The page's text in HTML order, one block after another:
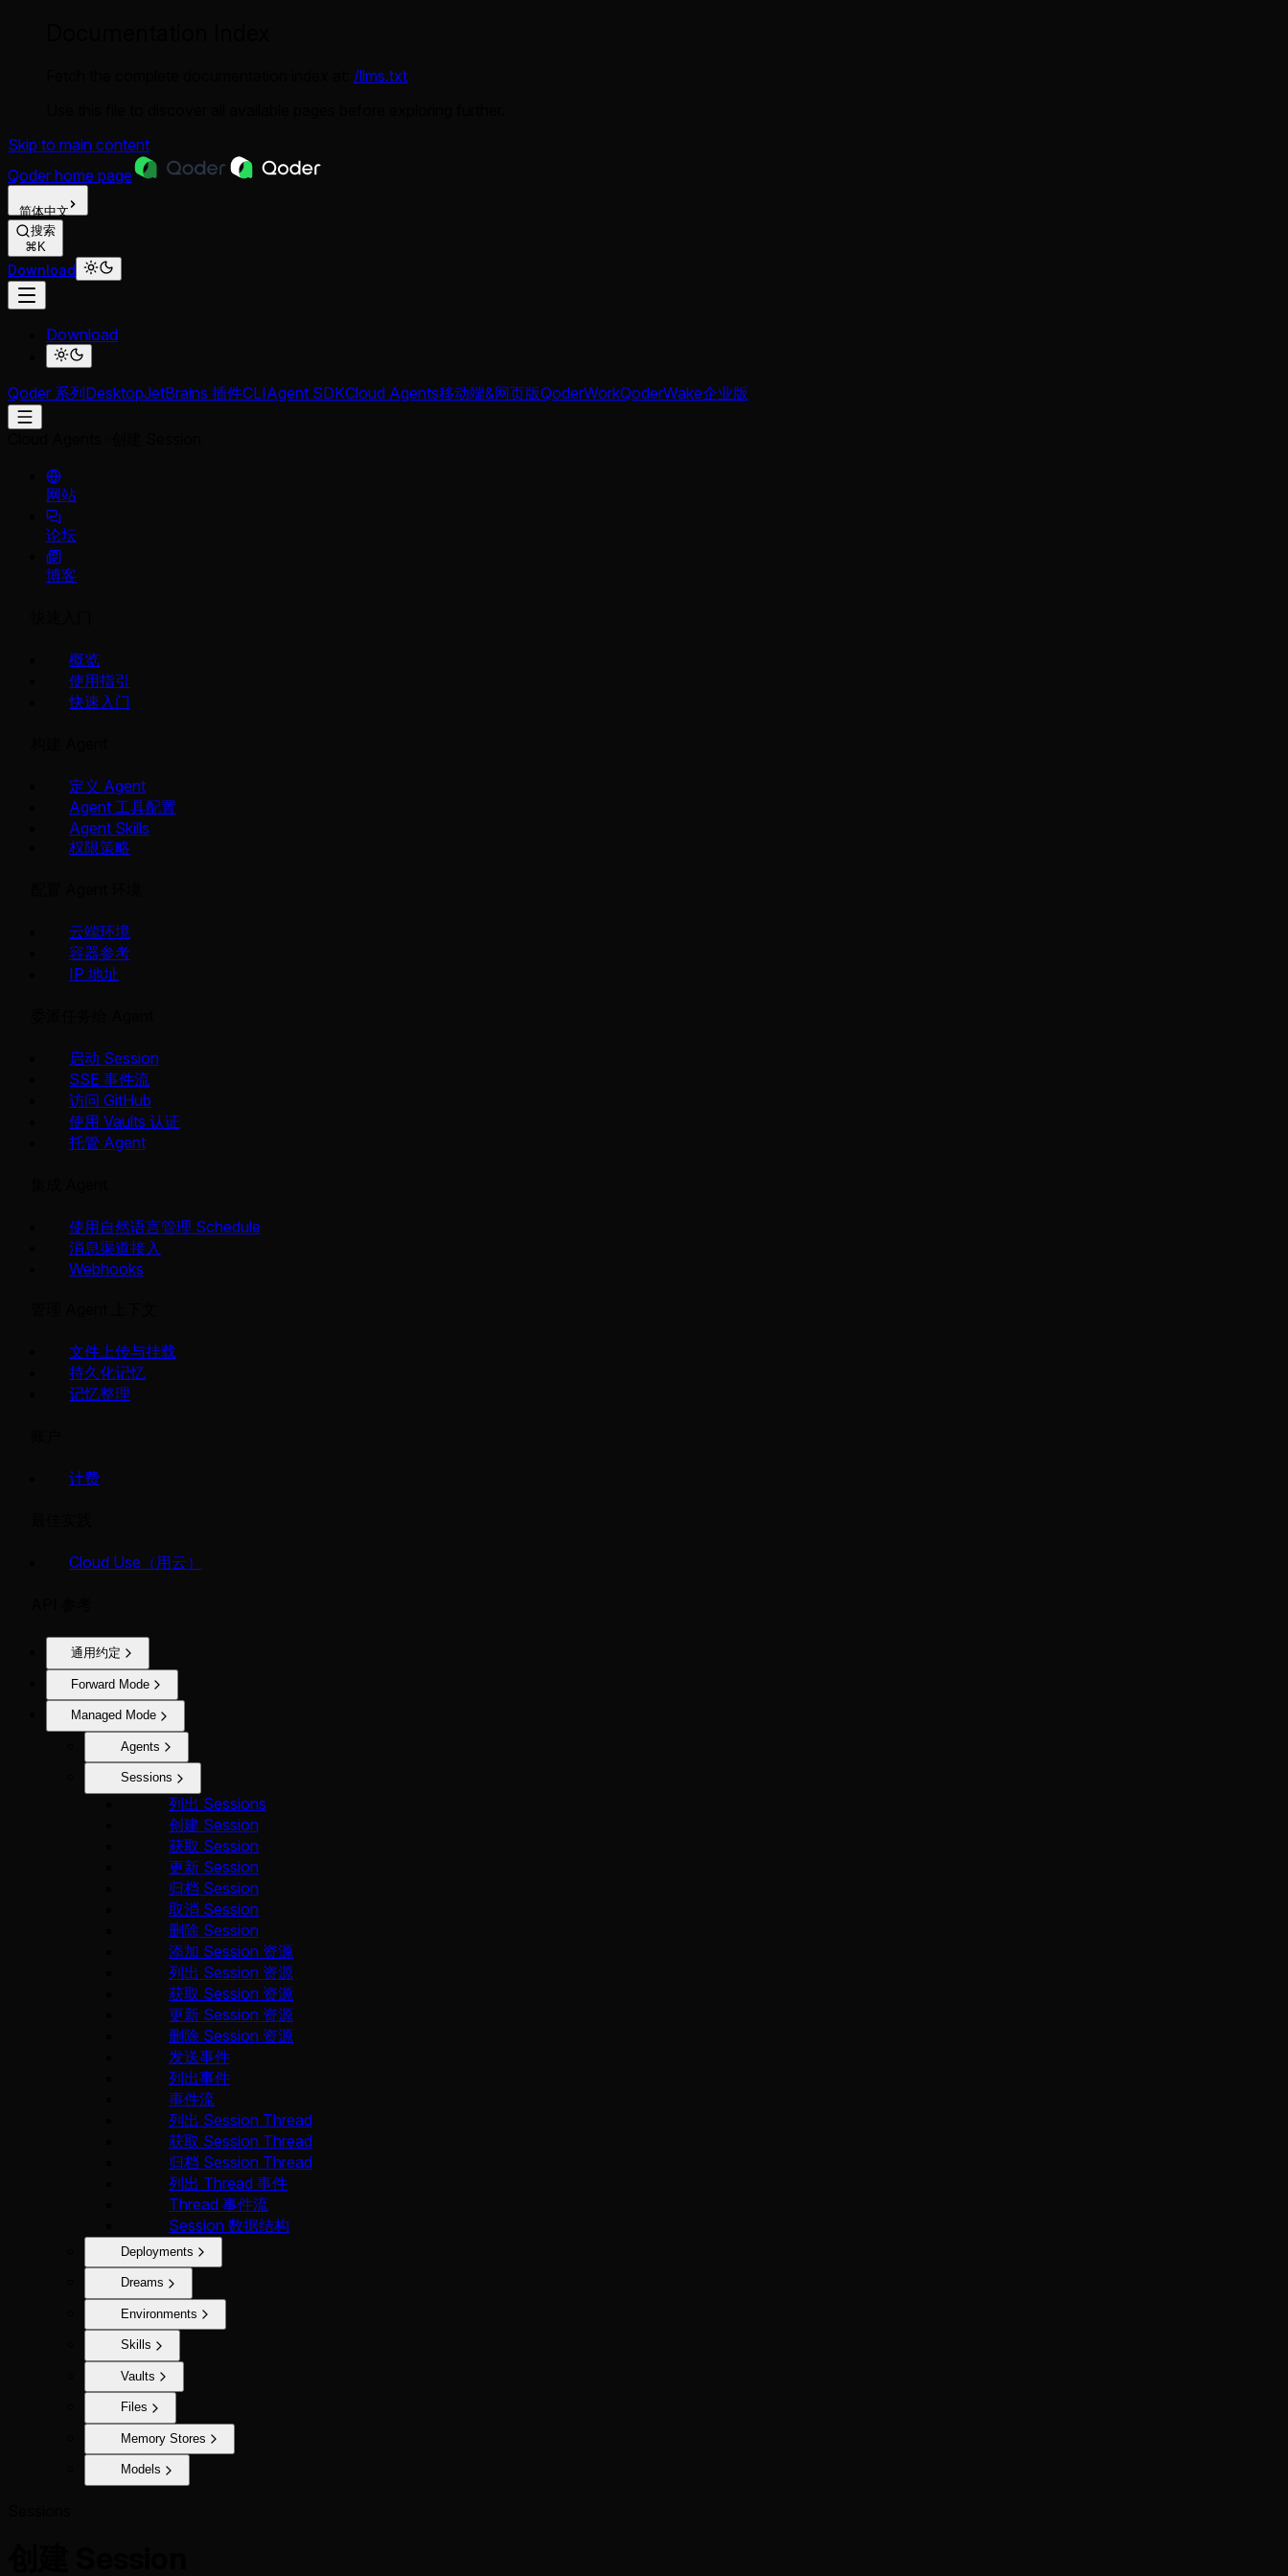
/llms.txt
Skip to main content
Qoder home page
简体中文
搜索
⌘K
Download
Download
Qoder 系列DesktopJetBrains 插件CLIAgent SDKCloud Agents移动端&网页版QoderWorkQoderWake企业版
网站
论坛
博客
概览
使用指引
快速入门
定义 Agent
Agent 工具配置
Agent Skills
权限策略
云端环境
容器参考
IP 地址
启动 Session
SSE 事件流
访问 GitHub
使用 Vaults 认证
托管 Agent
使用自然语言管理 Schedule
消息渠道接入
Webhooks
文件上传与挂载
持久化记忆
记忆整理
计费
Cloud Use（用云）
通用约定
Forward Mode
Managed Mode
Agents
Sessions
列出 Sessions
创建 Session
获取 Session
更新 Session
归档 Session
取消 Session
删除 Session
添加 Session 资源
列出 Session 资源
获取 Session 资源
更新 Session 资源
删除 Session 资源
发送事件
列出事件
事件流
列出 Session Thread
获取 Session Thread
归档 Session Thread
列出 Thread 事件
Thread 事件流
Session 数据结构
Deployments
Dreams
Environments
Skills
Vaults
Files
Memory Stores
Models